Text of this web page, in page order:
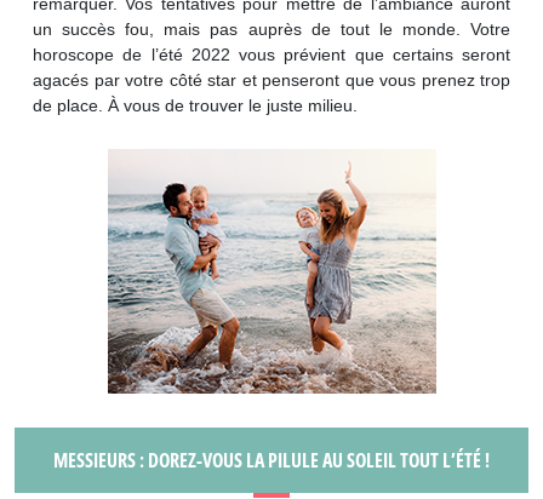
un succès fou, mais pas auprès de tout le monde. Votre
horoscope de l’été 2022 vous prévient que certains seront
agacés par votre côté star et penseront que vous prenez trop
de place. À vous de trouver le juste milieu.
MESSIEURS : DOREZ-VOUS LA PILULE AU SOLEIL TOUT L’ÉTÉ !